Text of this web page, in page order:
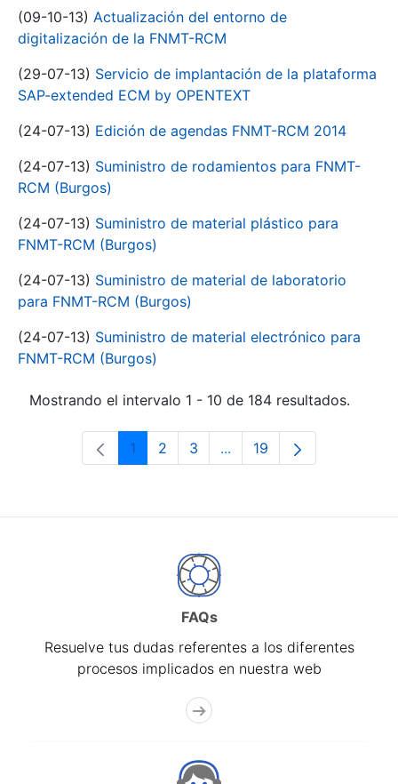
(09-10-13) Actualización del entorno de
digitalización de la FNMT-RCM
(29-07-13) Servicio de implantación de la plataforma
SAP-extended ECM by OPENTEXT
(24-07-13) Edición de agendas FNMT-RCM 2014
(24-07-13) Suministro de rodamientos para FNMT-
RCM (Burgos)
(24-07-13) Suministro de material plástico para
FNMT-RCM (Burgos)
(24-07-13) Suministro de material de laboratorio
para FNMT-RCM (Burgos)
(24-07-13) Suministro de material electrónico para
FNMT-RCM (Burgos)
Mostrando el intervalo 1 - 10 de 184 resultados.
Página
1 Página
2 Página
3 ...Páginas intermedias Use
Página
19
FAQs
Resuelve tus dudas referentes a los diferentes
procesos implicados en nuestra web